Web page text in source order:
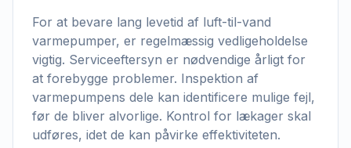
For at bevare lang levetid af luft-til-vand
varmepumper, er regelmæssig vedligeholdelse
vigtig. Serviceeftersyn er nødvendige årligt for
at forebygge problemer. Inspektion af
varmepumpens dele kan identificere mulige fejl,
før de bliver alvorlige. Kontrol for lækager skal
udføres, idet de kan påvirke effektiviteten.